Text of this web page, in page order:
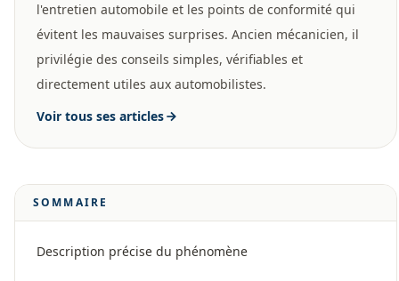
l'entretien automobile et les points de conformité qui
évitent les mauvaises surprises. Ancien mécanicien, il
privilégie des conseils simples, vérifiables et
directement utiles aux automobilistes.
Voir tous ses articles
SOMMAIRE
Description précise du phénomène